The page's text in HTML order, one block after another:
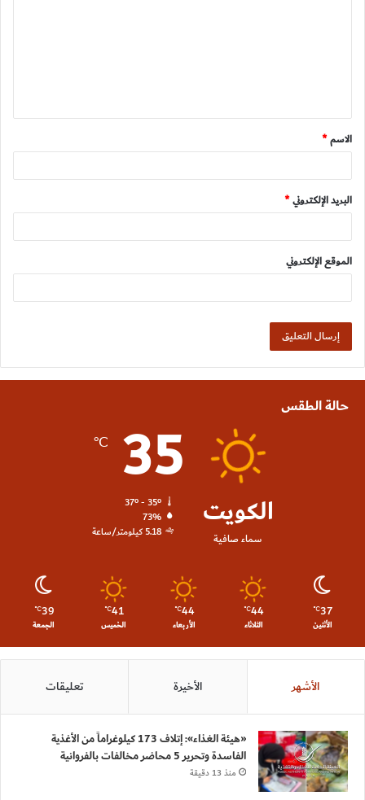
ق
*
الاسم*
البريد الإلكتروني*
الموقع الإلكتروني
حالة الطقس
الكويت
سماء صافية
35
℃
37º - 35º
73%
5.18 كيلومتر/ساعة
37
℃
الأثنين
44
℃
الثلاثاء
44
℃
الأربعاء
41
℃
الخميس
39
℃
الجمعة
الأشهر الأخيرة تعليقات
«هيئة الغذاء»: إتلاف 173 كيلوغراماً من الأغذية
الفاسدة وتحرير 5 محاضر مخالفات بالفروانية
منذ 13 دقيقة